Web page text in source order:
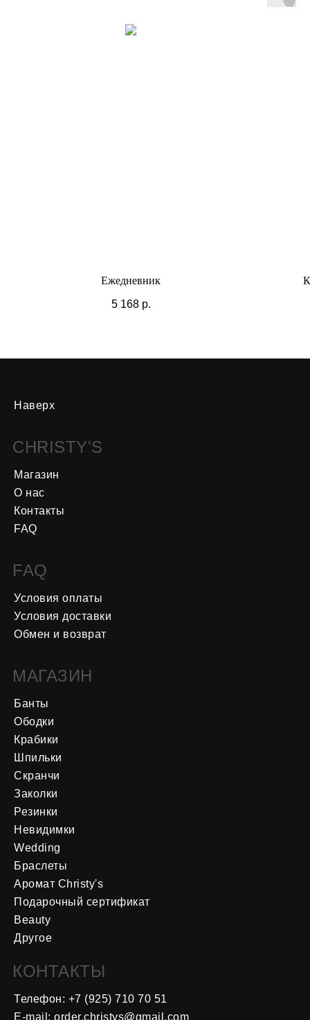
Ежедневник
5 168 р.
E-mail: order.christys@gmail.com
Телефон: +7 (925) 710 70 51
КОНТАКТЫ
Подарочный сертификат
Аромат Christy's
Браслеты
Wedding
Резинки
Невидимки
Заколки
Скранчи
Шпильки
Крабики
Ободки
Банты
МАГАЗИН
Обмен и возврат
Условия доставки
Условия оплаты
FAQ
Наверх
FAQ
Контакты
О нас
Магазин
CHRISTY'S
Другое
Beauty